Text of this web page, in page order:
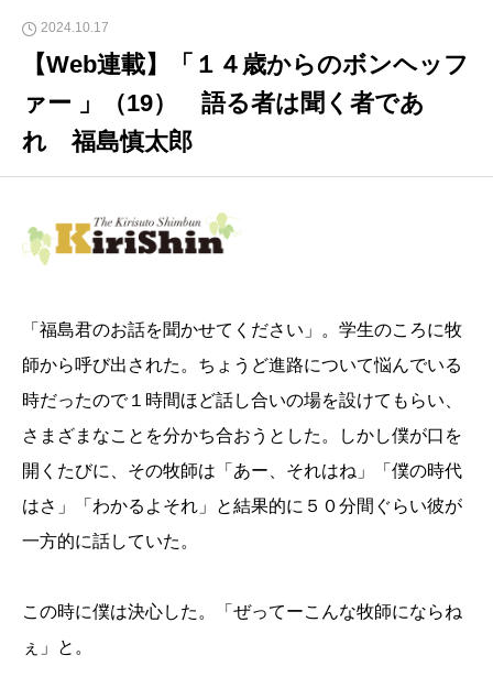
2024.10.17
【Web連載】「１４歳からのボンヘッフ
ァー 」（19） 語る者は聞く者であ
れ 福島慎太郎
「福島君のお話を聞かせてください」。学生のころに牧
師から呼び出された。ちょうど進路について悩んでいる
時だったので１時間ほど話し合いの場を設けてもらい、
さまざまなことを分かち合おうとした。しかし僕が口を
開くたびに、その牧師は「あー、それはね」「僕の時代
はさ」「わかるよそれ」と結果的に５０分間ぐらい彼が
一方的に話していた。
この時に僕は決心した。「ぜってーこんな牧師にならね
ぇ」と。